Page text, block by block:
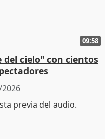
09:58
cielo" con cientos